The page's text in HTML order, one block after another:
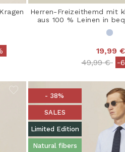
from
Herren-Freizeithemd mit
aus 100 % Leinen in
19,99 €
Price
49,99 €to-
- 38%
SALES
Limited Edition
Natural fibers